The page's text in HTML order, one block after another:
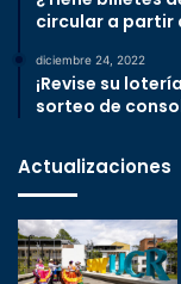
circular a partir
diciembre 24, 2022
¡Revise su
sorteo de
Actualizaciones